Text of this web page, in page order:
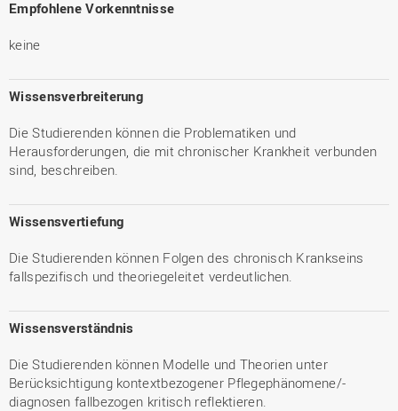
Empfohlene Vorkenntnisse
keine
Wissensverbreiterung
Die Studierenden können die Problematiken und
Herausforderungen, die mit chronischer Krankheit verbunden
sind, beschreiben.
Wissensvertiefung
Die Studierenden können Folgen des chronisch Krankseins
fallspezifisch und theoriegeleitet verdeutlichen.
Wissensverständnis
Die Studierenden können Modelle und Theorien unter
Berücksichtigung kontextbezogener Pflegephänomene/-
diagnosen fallbezogen kritisch reflektieren.